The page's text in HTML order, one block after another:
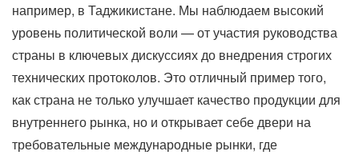
например, в Таджикистане. Мы наблюдаем высокий
уровень политической воли — от участия руководства
страны в ключевых дискуссиях до внедрения строгих
технических протоколов. Это отличный пример того,
как страна не только улучшает качество продукции для
внутреннего рынка, но и открывает себе двери на
требовательные международные рынки, где